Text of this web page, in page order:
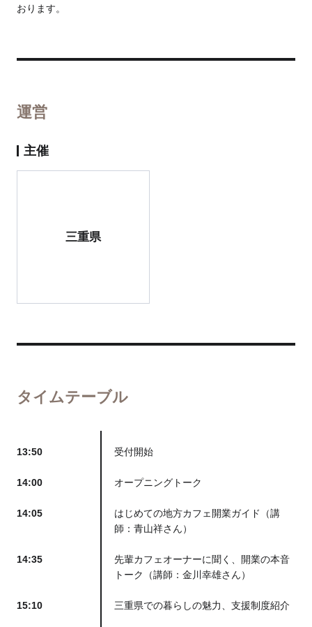
おります。
運営
主催
三重県
タイムテーブル
13:50 受付開始
14:00 オープニングトーク
14:05
はじめての地方カフェ開業ガイド（講
師：青山祥さん）
14:35
先輩カフェオーナーに聞く、開業の本音
トーク（講師：金川幸雄さん）
15:10 三重県での暮らしの魅力、支援制度紹介